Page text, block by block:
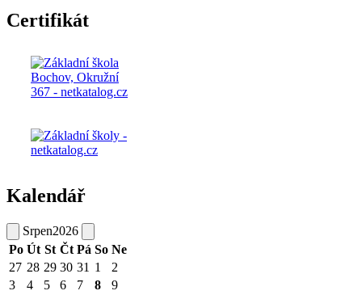
Certifikát
Kalendář
Srpen2026
Po Út St Čt Pá So Ne
27 28 29 30 31 1
2
3
4 5 6 7 8
9